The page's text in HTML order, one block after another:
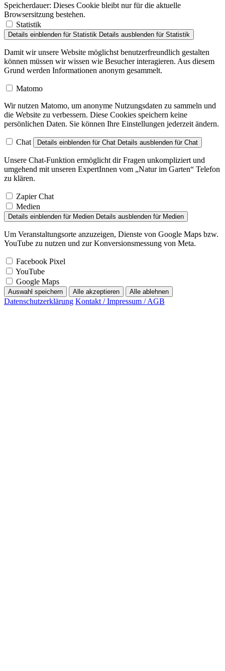
Speicherdauer: Dieses Cookie bleibt nur für die aktuelle
Browsersitzung bestehen.
Statistik
Details einblenden für Statistik Details ausblenden für Statistik
Damit wir unsere Website möglichst benutzerfreundlich gestalten
können müssen wir wissen wie Besucher interagieren. Aus diesem
Grund werden Informationen anonym gesammelt.
Matomo
Wir nutzen Matomo, um anonyme Nutzungsdaten zu sammeln und
die Website zu verbessern. Diese Cookies speichern keine
persönlichen Daten. Sie können Ihre Einstellungen jederzeit ändern.
Chat Details einblenden für Chat Details ausblenden für Chat
Unsere Chat-Funktion ermöglicht dir Fragen unkompliziert und
umgehend mit unseren ExpertInnen vom „Natur im Garten“ Telefon
zu klären.
Zapier Chat
Medien
Details einblenden für Medien Details ausblenden für Medien
Um Veranstaltungsorte anzuzeigen, Dienste von Google Maps bzw.
YouTube zu nutzen und zur Konversionsmessung von Meta.
Facebook Pixel
YouTube
Google Maps
Auswahl speichern Alle akzeptieren Alle ablehnen
Datenschutzerklärung Kontakt / Impressum / AGB